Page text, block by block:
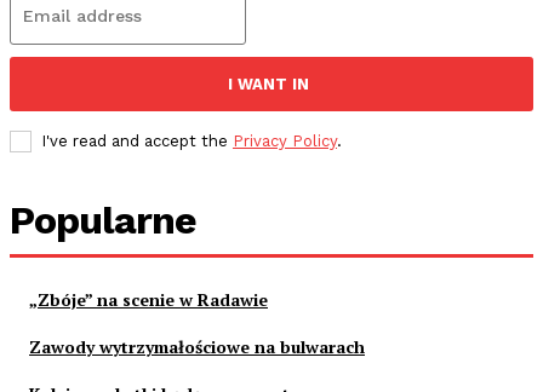
I WANT IN
I've read and accept the Privacy Policy.
Popularne
„Zbóje” na scenie w Radawie
Zawody wytrzymałościowe na bulwarach